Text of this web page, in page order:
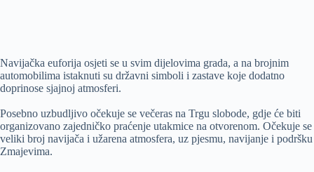
Navijačka euforija osjeti se u svim dijelovima grada, a na brojnim
automobilima istaknuti su državni simboli i zastave koje dodatno
doprinose sjajnoj atmosferi.
Posebno uzbudljivo očekuje se večeras na Trgu slobode, gdje će biti
organizovano zajedničko praćenje utakmice na otvorenom. Očekuje se
veliki broj navijača i užarena atmosfera, uz pjesmu, navijanje i podršku
Zmajevima.